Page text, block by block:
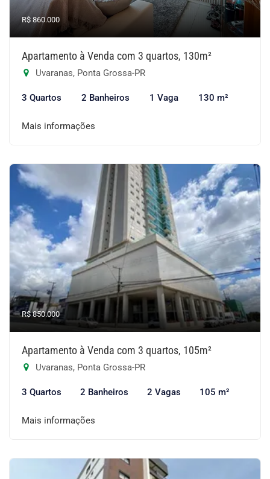
R$ 860.000
Apartamento à Venda com 3 quartos, 130m²
Uvaranas, Ponta Grossa-PR
3 Quartos 2 Banheiros 1 Vaga 130 m²
Mais informações
R$ 850.000
Apartamento à Venda com 3 quartos, 105m²
Uvaranas, Ponta Grossa-PR
3 Quartos 2 Banheiros 2 Vagas 105 m²
Mais informações